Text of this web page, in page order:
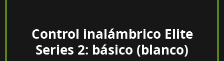
Control inalámbrico Elite
Series 2: básico (blanco)